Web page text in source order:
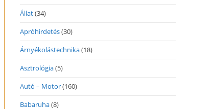
Állat(34)
Apróhirdetés(30)
Árnyékolástechnika(18)
Asztrológia(5)
Autó – Motor(160)
Babaruha(8)